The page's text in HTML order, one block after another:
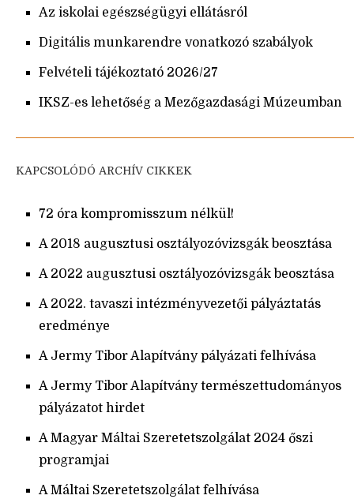
Az iskolai egészségügyi ellátásról
Digitális munkarendre vonatkozó szabályok
Felvételi tájékoztató 2026/27
IKSZ-es lehetőség a Mezőgazdasági Múzeumban
KAPCSOLÓDÓ ARCHÍV CIKKEK
72 óra kompromisszum nélkül!
A 2018 augusztusi osztályozóvizsgák beosztása
A 2022 augusztusi osztályozóvizsgák beosztása
A 2022. tavaszi intézményvezetői pályáztatás
eredménye
A Jermy Tibor Alapítvány pályázati felhívása
A Jermy Tibor Alapítvány természettudományos
pályázatot hirdet
A Magyar Máltai Szeretetszolgálat 2024 őszi
programjai
A Máltai Szeretetszolgálat felhívása